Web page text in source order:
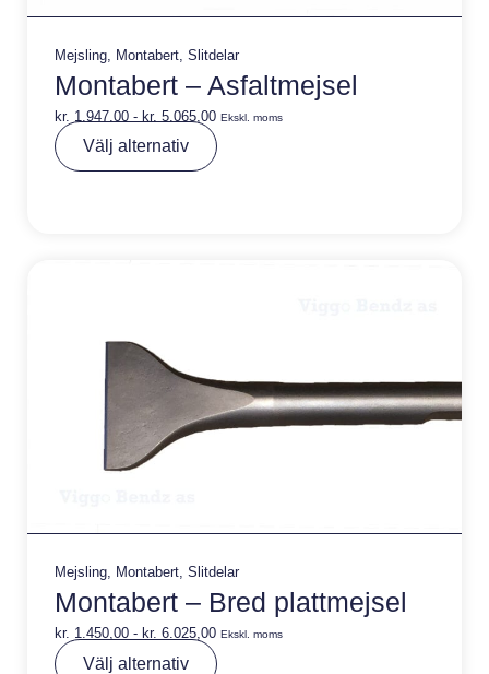
Mejsling, Montabert, Slitdelar
Montabert – Asfaltmejsel
kr. 1.947,00 - kr. 5.065,00 Ekskl. moms
Välj alternativ
Mejsling, Montabert, Slitdelar
Montabert – Bred plattmejsel
kr. 1.450,00 - kr. 6.025,00 Ekskl. moms
Välj alternativ